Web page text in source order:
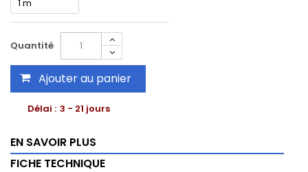
Quantité
Ajouter au panier
Délai : 3 - 21 jours
EN SAVOIR PLUS
FICHE TECHNIQUE